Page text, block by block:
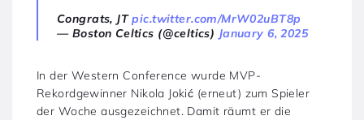
Congrats, JTpic.twitter.com/MrW02uBT8p
— Boston Celtics (@celtics) January 6, 2025
In der Western Conference wurde MVP-
Rekordgewinner Nikola Jokić (erneut) zum Spieler
der Woche ausgezeichnet. Damit räumt er die